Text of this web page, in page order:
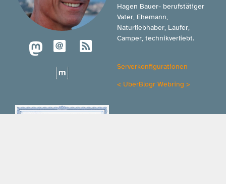
Hagen Bauer- berufstätiger
Vater, Ehemann,
Naturliebhaber, Läufer,
Camper, technikverliebt.
Serverkonfigurationen
< UberBlogr Webring >